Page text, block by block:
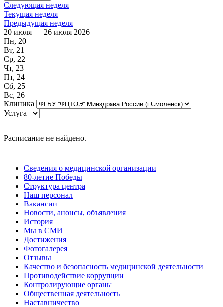
Следующая неделя
Текущая неделя
Предыдущая неделя
20 июля — 26 июля 2026
Пн, 20
Вт, 21
Ср, 22
Чт, 23
Пт, 24
Сб, 25
Вс, 26
Клиника
Услуга
Расписание не найдено.
Сведения о медицинской организации
80-летие Победы
Структура центра
Наш персонал
Вакансии
Новости, анонсы, объявления
История
Мы в СМИ
Достижения
Фотогалерея
Отзывы
Качество и безопасность медицинской деятельности
Противодействие коррупции
Контролирующие органы
Общественная деятельность
Наставничество